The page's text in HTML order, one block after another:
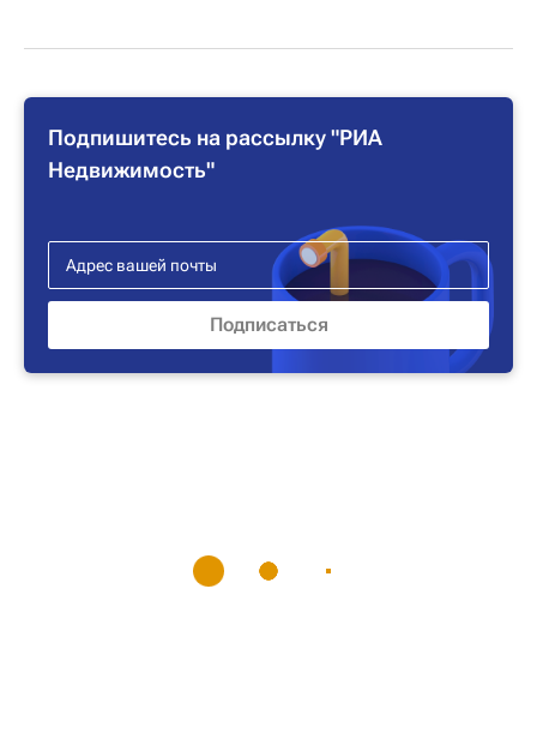
Подпишитесь на рассылку "РИА
Недвижимость"